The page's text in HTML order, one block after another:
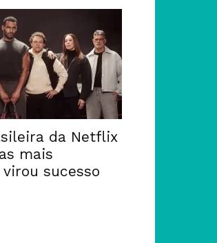
da Netflix
mais
sucesso